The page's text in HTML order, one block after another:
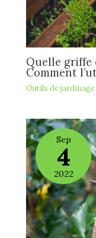
Quelle griffe
Comment
Outils de jardinage
Sep
4
2022